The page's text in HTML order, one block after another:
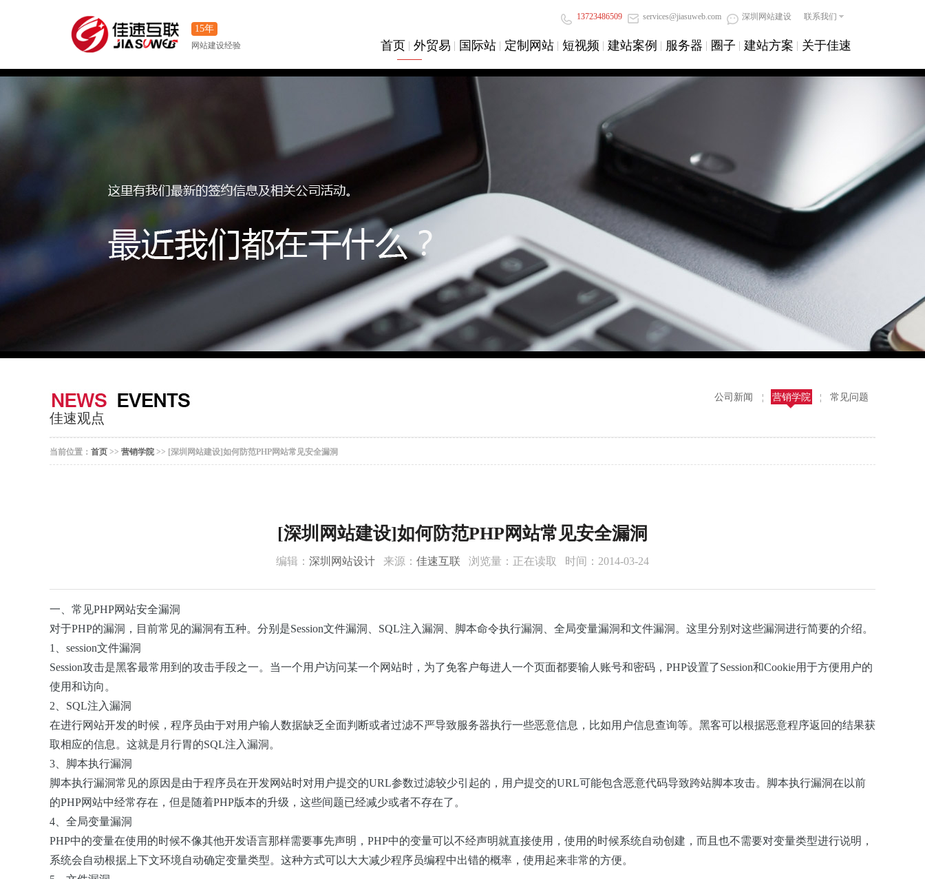
15年
网站建设经验
13723486509 services@jiasuweb.com 深圳网站建设 联系我们
首页 外贸易 国际站 定制网站 短视频 建站案例 服务器 圈子 建站方案 关于佳速
佳速观点
公司新闻 ¦ 营销学院 ¦ 常见问题
当前位置： 首页 >> 营销学院 >> [深圳网站建设]如何防范PHP网站常见安全漏洞
[深圳网站建设]如何防范PHP网站常见安全漏洞
编辑： 深圳网站设计 来源： 佳速互联 浏览量： 正在读取 时间：2014-03-24
一、常见PHP网站安全漏洞
对于PHP的漏洞，目前常见的漏洞有五种。分别是Session文件漏洞、SQL注入漏洞、脚本命令执行漏洞、全局变量漏洞和文件漏洞。这里分别对这些漏洞进行简要的介绍。
1、session文件漏洞
Session攻击是黑客最常用到的攻击手段之一。当一个用户访问某一个网站时，为了免客户每进人一个页面都要输人账号和密码，PHP设置了Session和Cookie用于方便用户的
使用和访向。
2、SQL注入漏洞
在进行网站开发的时候，程序员由于对用户输人数据缺乏全面判断或者过滤不严导致服务器执行一些恶意信息，比如用户信息查询等。黑客可以根据恶意程序返回的结果获
取相应的信息。这就是月行胃的SQL注入漏洞。
3、脚本执行漏洞
脚本执行漏洞常见的原因是由于程序员在开发网站时对用户提交的URL参数过滤较少引起的，用户提交的URL可能包含恶意代码导致跨站脚本攻击。脚本执行漏洞在以前
的PHP网站中经常存在，但是随着PHP版本的升级，这些间题已经减少或者不存在了。
4、全局变量漏洞
PHP中的变量在使用的时候不像其他开发语言那样需要事先声明，PHP中的变量可以不经声明就直接使用，使用的时候系统自动创建，而且也不需要对变量类型进行说明，
系统会自动根据上下文环境自动确定变量类型。这种方式可以大大减少程序员编程中出错的概率，使用起来非常的方便。